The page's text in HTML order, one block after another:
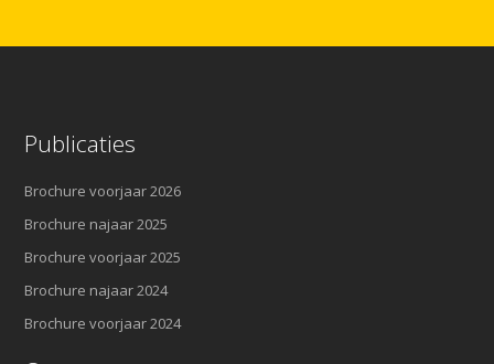
Publicaties
Brochure voorjaar 2026
Brochure najaar 2025
Brochure voorjaar 2025
Brochure najaar 2024
Brochure voorjaar 2024